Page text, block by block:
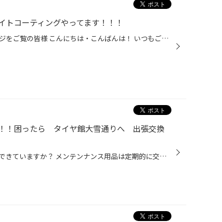
コーティングやってます！！！
タイヤ館大雪通り店のホームページをご覧の皆様 こんにちは・こんばんは！ いつもご覧いただき ありがとうございます！ 本日は 櫻田 スタッフ オススメ作業！ ヘッドライトコーティング をご紹介させていただきます！ すごくピカピカになりました！！！！ 新品のヘッドライトに交換した様に見えます...
！困ったら タイヤ館大雪通りへ 出張交換
皆さん！今のお車の状態って把握できていますか？ メンテンナンス用品は定期的に交換していますか？ 定期的に交換出来ていないと、車の故障に繋がってしまいます(；ω；) 当店はいつでも無料で点検を承っておりますので是非ご利用ください( ^ω^ ) そして最近の点検でよくヒットする項目がやはり「バ...